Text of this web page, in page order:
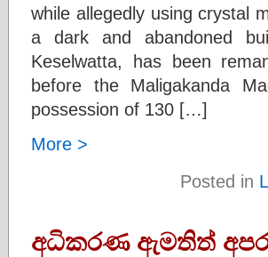
while allegedly using crystal
a dark and abandoned
Keselwatta, has been
before the Maligakanda
possession of 130 […]
More >
Posted in
අධිකරණ ඇමතිත්